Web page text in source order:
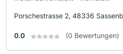
Porschestrasse 2, 48336
0.0 (0 Bewertungen)